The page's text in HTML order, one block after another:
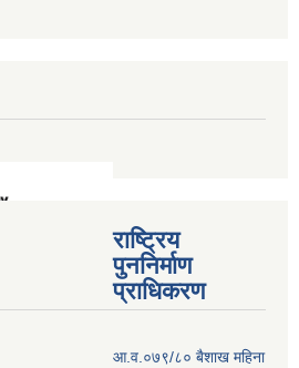
राष्ट्रिय
पुननिर्माण
प्राधिकरण
आ.व.०७९/८० बैशाख महिना